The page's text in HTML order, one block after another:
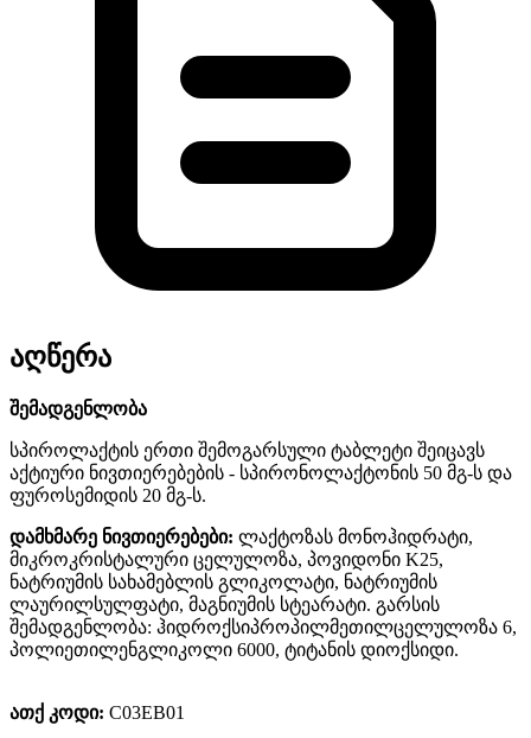
აღწერა
შემადგენლობა
სპიროლაქტის ერთი შემოგარსული ტაბლეტი შეიცავს
აქტიური ნივთიერებების - სპირონოლაქტონის 50 მგ-ს და
ფუროსემიდის 20 მგ-ს.
დამხმარე ნივთიერებები: ლაქტოზას მონოჰიდრატი,
მიკროკრისტალური ცელულოზა, პოვიდონი K25,
ნატრიუმის სახამებლის გლიკოლატი, ნატრიუმის
ლაურილსულფატი, მაგნიუმის სტეარატი. გარსის
შემადგენლობა: ჰიდროქსიპროპილმეთილცელულოზა 6,
პოლიეთილენგლიკოლი 6000, ტიტანის დიოქსიდი.
ათქ კოდი: C03EB01